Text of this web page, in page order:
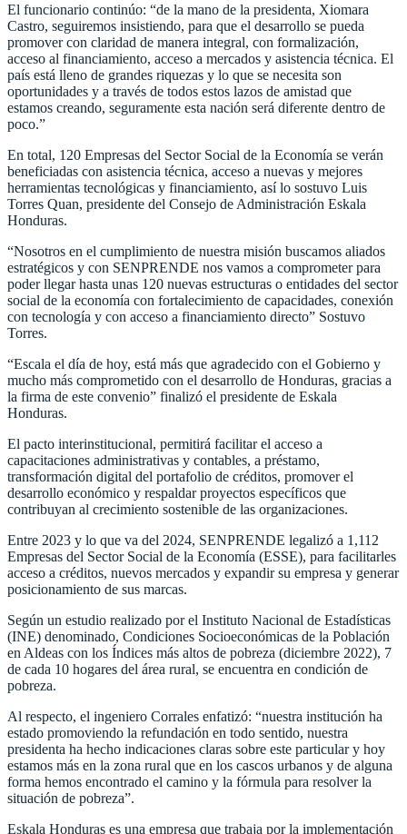
El funcionario continúo: “de la mano de la presidenta, Xiomara
Castro, seguiremos insistiendo, para que el desarrollo se pueda
promover con claridad de manera integral, con formalización,
acceso al financiamiento, acceso a mercados y asistencia técnica. El
país está lleno de grandes riquezas y lo que se necesita son
oportunidades y a través de todos estos lazos de amistad que
estamos creando, seguramente esta nación será diferente dentro de
poco.”
En total, 120 Empresas del Sector Social de la Economía se verán
beneficiadas con asistencia técnica, acceso a nuevas y mejores
herramientas tecnológicas y financiamiento, así lo sostuvo Luis
Torres Quan, presidente del Consejo de Administración Eskala
Honduras.
“Nosotros en el cumplimiento de nuestra misión buscamos aliados
estratégicos y con SENPRENDE nos vamos a comprometer para
poder llegar hasta unas 120 nuevas estructuras o entidades del sector
social de la economía con fortalecimiento de capacidades, conexión
con tecnología y con acceso a financiamiento directo” Sostuvo
Torres.
“Escala el día de hoy, está más que agradecido con el Gobierno y
mucho más comprometido con el desarrollo de Honduras, gracias a
la firma de este convenio” finalizó el presidente de Eskala
Honduras.
El pacto interinstitucional, permitirá facilitar el acceso a
capacitaciones administrativas y contables, a préstamo,
transformación digital del portafolio de créditos, promover el
desarrollo económico y respaldar proyectos específicos que
contribuyan al crecimiento sostenible de las organizaciones.
Entre 2023 y lo que va del 2024, SENPRENDE legalizó a 1,112
Empresas del Sector Social de la Economía (ESSE), para facilitarles
acceso a créditos, nuevos mercados y expandir su empresa y generar
posicionamiento de sus marcas.
Según un estudio realizado por el Instituto Nacional de Estadísticas
(INE) denominado, Condiciones Socioeconómicas de la Población
en Aldeas con los Índices más altos de pobreza (diciembre 2022), 7
de cada 10 hogares del área rural, se encuentra en condición de
pobreza.
Al respecto, el ingeniero Corrales enfatizó: “nuestra institución ha
estado promoviendo la refundación en todo sentido, nuestra
presidenta ha hecho indicaciones claras sobre este particular y hoy
estamos más en la zona rural que en los cascos urbanos y de alguna
forma hemos encontrado el camino y la fórmula para resolver la
situación de pobreza”.
Eskala Honduras es una empresa que trabaja por la implementación